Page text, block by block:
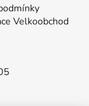
Velkoobchod